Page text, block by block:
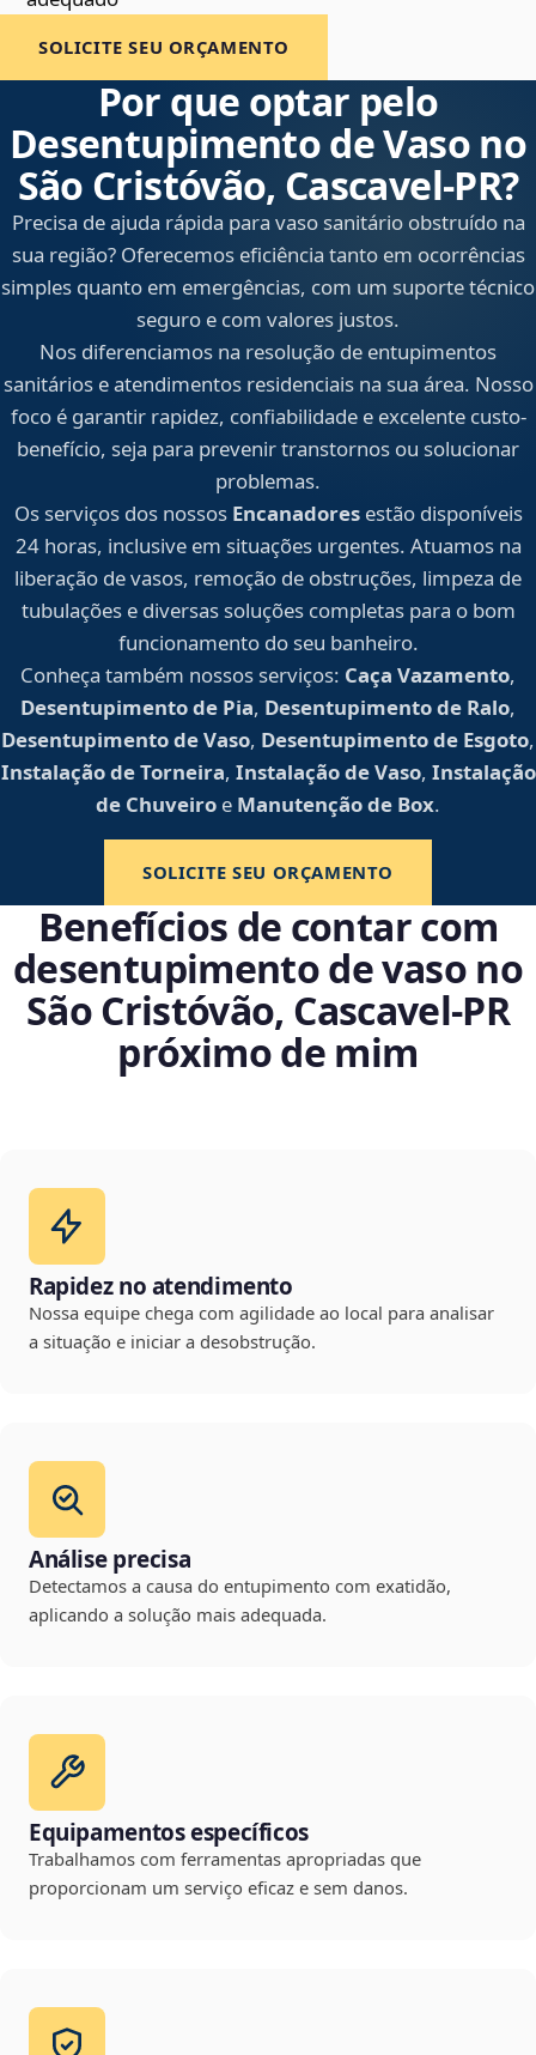
SOLICITE SEU ORÇAMENTO
Por que optar pelo
Desentupimento de Vaso no
São Cristóvão, Cascavel‑PR?
Precisa de ajuda rápida para vaso sanitário obstruído na
sua região? Oferecemos eficiência tanto em ocorrências
simples quanto em emergências, com um suporte técnico
seguro e com valores justos.
Nos diferenciamos na resolução de entupimentos
sanitários e atendimentos residenciais na sua área. Nosso
foco é garantir rapidez, confiabilidade e excelente custo-
benefício, seja para prevenir transtornos ou solucionar
problemas.
Os serviços dos nossos Encanadoresestão disponíveis
24 horas, inclusive em situações urgentes. Atuamos na
liberação de vasos, remoção de obstruções, limpeza de
tubulações e diversas soluções completas para o bom
funcionamento do seu banheiro.
Conheça também nossos serviços: Caça Vazamento,
Desentupimento de Pia, Desentupimento de Ralo,
Desentupimento de Vaso, Desentupimento de Esgoto,
Instalação de Torneira, Instalação de Vaso, Instalação
de Chuveiro e Manutenção de Box.
SOLICITE SEU ORÇAMENTO
Benefícios de contar com
desentupimento de vaso no
São Cristóvão, Cascavel‑PR
próximo de mim
Rapidez no atendimento
Nossa equipe chega com agilidade ao local para analisar
a situação e iniciar a desobstrução.
Análise precisa
Detectamos a causa do entupimento com exatidão,
aplicando a solução mais adequada.
Equipamentos específicos
Trabalhamos com ferramentas apropriadas que
proporcionam um serviço eficaz e sem danos.